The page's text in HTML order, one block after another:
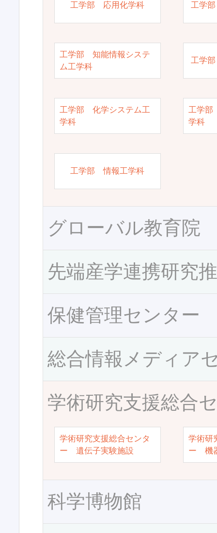
工学部 応用化学科 工学
工学部 知能情報システ
ム工学科
工学
工学部 化学システム工
学科
工学部
学科
工学部 情報工学科
グローバル教育院
先端産学連携研究
保健管理センター
総合情報メディア
学術研究支援総合
学術研究支援総合センタ
ー 遺伝子実験施設
学術研
ー 機
科学博物館